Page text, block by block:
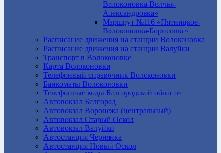
Волоконовка-Волчья-
Александровка»
Маршрут №116 «Пятницкое-
Волоконовка-Борисовка»
Расписание движения на станции Волоконовка
Расписание движения на станции Валуйки
Транспорт в Волоконовке
Карта Волоконовки
Телефонный справочник Волоконовки
Банкоматы Волоконовки
Телефонные коды Белгородской области
Автовокзал Белгород
Автовокзал Воронежа (центральный)
Автовокзал Старый Оскол
Автовокзал Валуйки
Автостанция Чернянка
Автостанция Новый Оскол